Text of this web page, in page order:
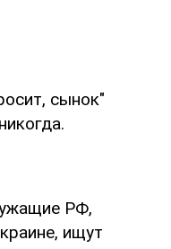
сынок"
РФ,
ищут